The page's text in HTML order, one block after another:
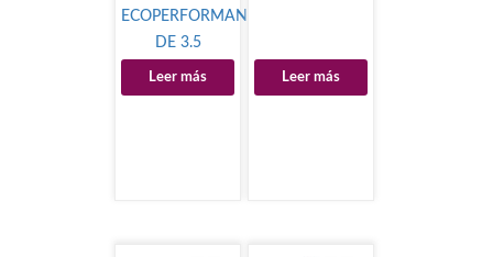
ECOPERFORMANCE
DE 3.5
MOD.3233EP
Leer más Leer más